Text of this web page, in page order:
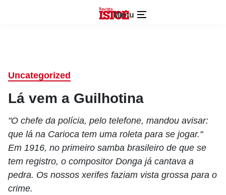
Menu
Uncategorized
Lá vem a Guilhotina
"O chefe da polícia, pelo telefone, mandou avisar:
que lá na Carioca tem uma roleta para se jogar."
Em 1916, no primeiro samba brasileiro de que se
tem registro, o compositor Donga já cantava a
pedra. Os nossos xerifes faziam vista grossa para o
crime.